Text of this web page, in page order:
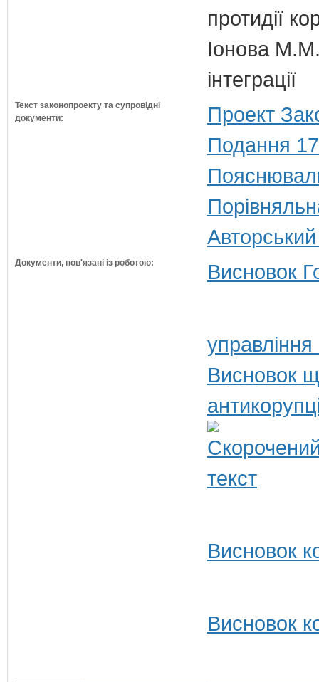
протидії
Іонова М.М.
інтеграції
Текст законопроекту та супровідні
документи:
Проект
Подання
Документи, пов'язані із роботою: Висновок
Висновок
Висновок
Висновок